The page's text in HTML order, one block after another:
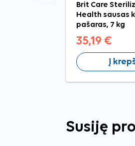
Brit Care
Health sausas
pašaras, 7 kg
35,19 €
Į
Susiję